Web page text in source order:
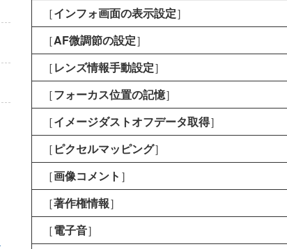
［インフォ画面の表示設定］
［AF微調節の設定］
［レンズ情報手動設定］
［フォーカス位置の記憶］
［イメージダストオフデータ取得］
［ ピクセルマッピング］
［画像コメント ］
［著作権情報］
［電子音］